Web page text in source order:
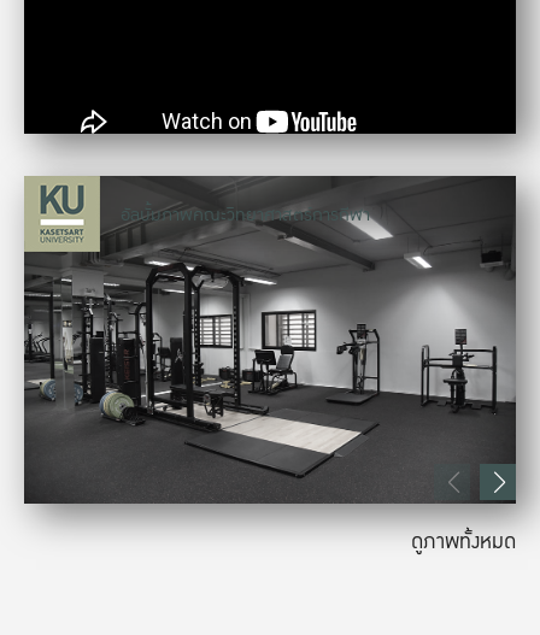
อัลบั้มภาพคณะวิทยาศาสตร์การกีฬา
ดูภาพทั้งหมด